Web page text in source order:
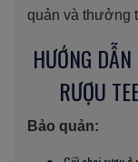
quản và thưởng
HƯỚNG
RƯỢU
Bảo quản: